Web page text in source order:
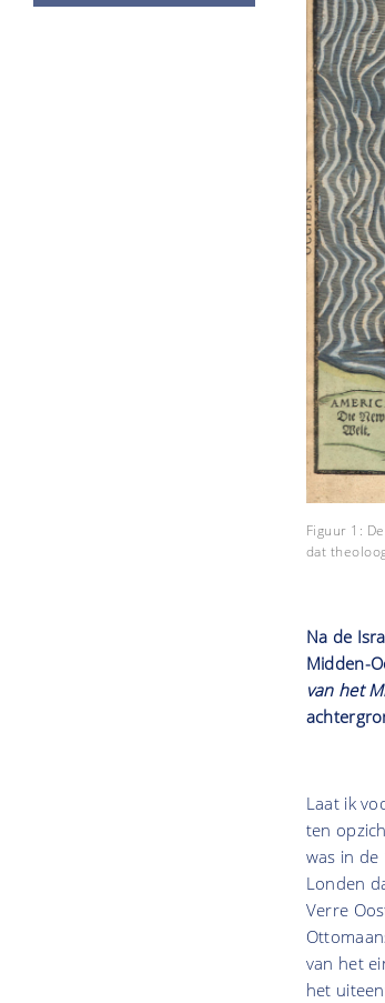
Figuur 1:
dat
Na de
Midden-
van het
Laat ik
ten
was in
Londen
Verre
van het
het